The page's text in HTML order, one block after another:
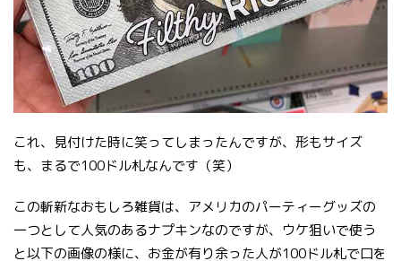
これ、見付けた時に笑ってしまったんですが、形もサイズ
も、まるで100ドル札なんです（笑）
この斬新なおもしろ雑貨は、アメリカのパーティーグッズの
一つとして人気のあるナプキンなのですが、ウケ狙いで使う
と以下の画像の様に、お金が有り余った人が100ドル札で口を